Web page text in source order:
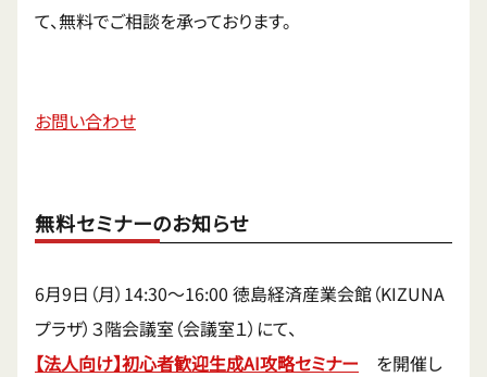
て、無料でご相談を承っております。
お問い合わせ
無料セミナーのお知らせ
6月9日（月）14:30〜16:00 徳島経済産業会館（KIZUNA
プラザ）３階会議室（会議室１）にて、
【法人向け】初心者歓迎生成AI攻略セミナー を開催し